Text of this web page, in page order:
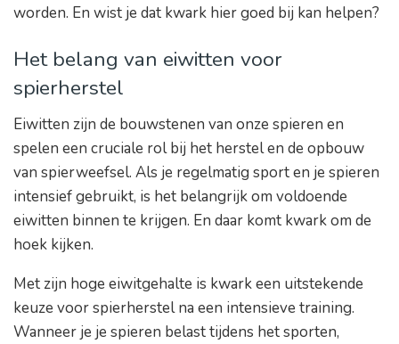
worden. En wist je dat kwark hier goed bij kan helpen?
Het belang van eiwitten voor
spierherstel
Eiwitten zijn de bouwstenen van onze spieren en
spelen een cruciale rol bij het herstel en de opbouw
van spierweefsel. Als je regelmatig sport en je spieren
intensief gebruikt, is het belangrijk om voldoende
eiwitten binnen te krijgen. En daar komt kwark om de
hoek kijken.
Met zijn hoge eiwitgehalte is kwark een uitstekende
keuze voor spierherstel na een intensieve training.
Wanneer je je spieren belast tijdens het sporten,